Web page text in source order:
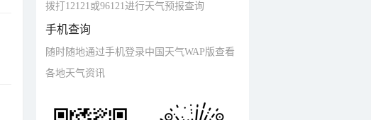
拨打12121或96121进行天气预报查询
手机查询
随时随地通过手机登录中国天气WAP版查看
各地天气资讯